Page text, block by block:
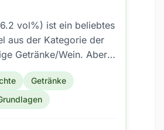
vol%) ist ein beliebtes
aus der Kategorie der
Getränke/Wein. Aber
eine Low Carb
Getränke